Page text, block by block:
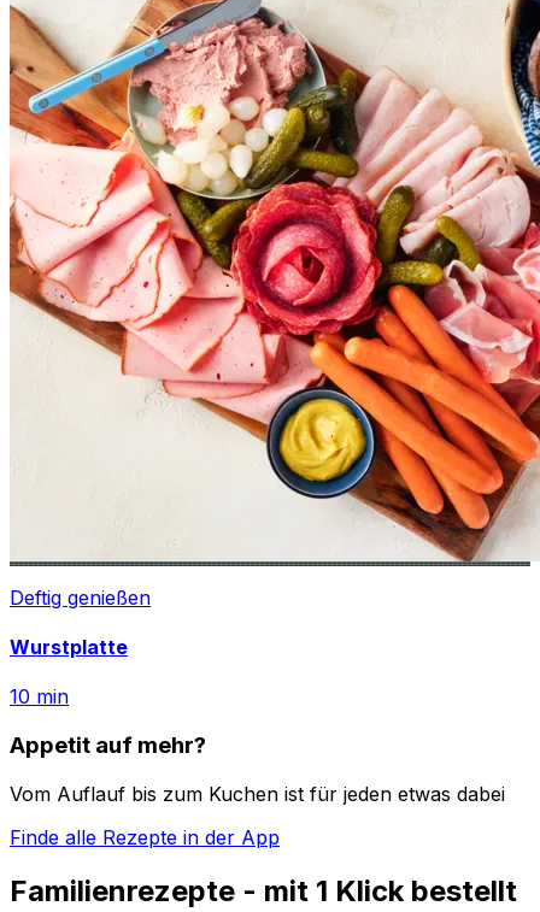
Deftig genießen
Wurstplatte
10 min
Appetit auf mehr?
Vom Auflauf bis zum Kuchen ist für jeden etwas dabei
Finde alle Rezepte in der App
Familienrezepte - mit 1 Klick bestellt